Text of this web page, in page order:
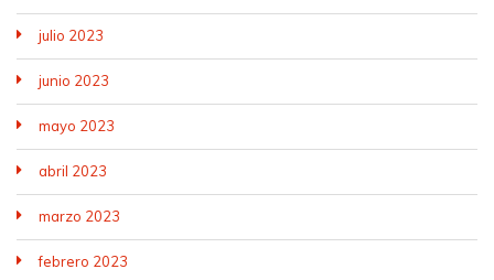
julio 2023
junio 2023
mayo 2023
abril 2023
marzo 2023
febrero 2023